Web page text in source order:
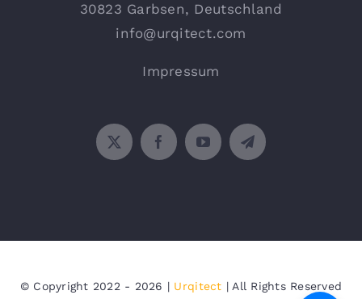
30823 Garbsen, Deutschland
info@urqitect.com
Impressum
© Copyright 2022 - 2026 | Urqitect | All Rights Reserved